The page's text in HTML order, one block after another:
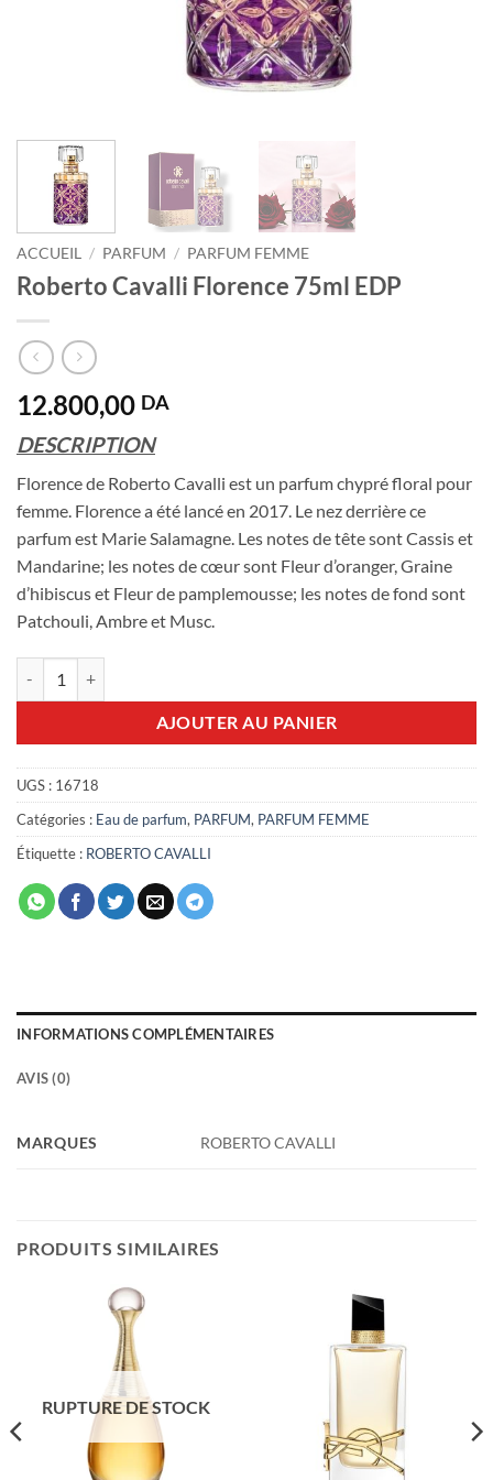
ACCUEIL / PARFUM / PARFUM FEMME
Roberto Cavalli Florence 75ml EDP
12.800,00 DA
DESCRIPTION
Florence de Roberto Cavalli est un parfum chypré floral pour
femme. Florence a été lancé en 2017. Le nez derrière ce
parfum est Marie Salamagne. Les notes de tête sont Cassis et
Mandarine; les notes de cœur sont Fleur d’oranger, Graine
d’hibiscus et Fleur de pamplemousse; les notes de fond sont
Patchouli, Ambre et Musc.
AJOUTER AU PANIER
UGS : 16718
Catégories : Eau de parfum, PARFUM, PARFUM FEMME
Étiquette : ROBERTO CAVALLI
INFORMATIONS COMPLÉMENTAIRES
AVIS (0)
MARQUES ROBERTO CAVALLI
PRODUITS SIMILAIRES
RUPTURE DE STOCK